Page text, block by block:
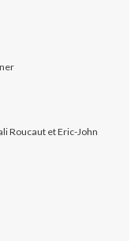
Roucaut et Eric-John